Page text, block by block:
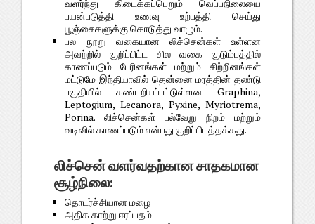
வளர்ந்து கிடைக்கப்பெறும் வெப்பநிலையை
பயன்படுத்தி உணவு உற்பத்தி செய்து
பூஞ்சைகளுக்கு கொடுத்து வாழும்.
பல நூறு வகையான லிச்சென்கள் உள்ளன
அவற்றில் குறிப்பிட்ட சில வகை குடும்பத்தில்
காணப்படும் பேரினங்கள் மற்றும் சிற்றினங்கள்
மட்டுமே இந்தியாவில் தென்னை மரத்தின் தண்டு
பகுதியில் கண்டறியப்பட்டுள்ளன Graphina,
Leptogium, Lecanora, Pyxine, Myriotrema,
Porina. லிச்சென்கள் பல்வேறு நிறம் மற்றும்
வடிவில் காணப்படும் என்பது குறிப்பிடத்தக்கது.
லிச்சென் வளர்வதற்கான சாதகமான
சூழ்நிலை:
தொடர்ச்சியான மழை
அதிக காற்று ஈரப்பதம்